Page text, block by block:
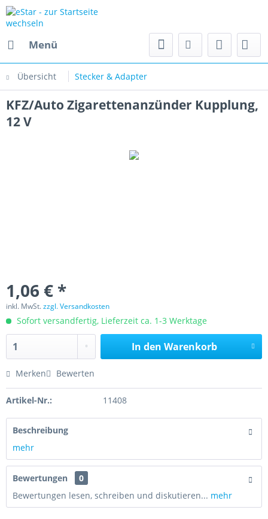
Menü
Übersicht Stecker & Adapter
KFZ/Auto Zigarettenanzünder Kupplung,
12 V
1,06 € *
inkl. MwSt.zzgl. Versandkosten
Sofort versandfertig, Lieferzeit ca. 1-3 Werktage
In den Warenkorb
Merken Bewerten
Artikel-Nr.: 11408
Beschreibung
mehr
Bewertungen
0
Bewertungen lesen, schreiben und diskutieren... mehr